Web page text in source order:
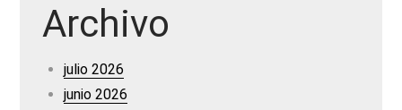
Archivo
julio 2026
junio 2026